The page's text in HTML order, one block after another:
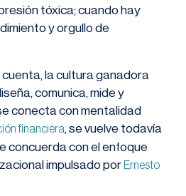
tóxica; cuando hay
y orgullo de
la cultura ganadora
comunica, mide y
conecta con mentalidad
financiera, se vuelve todavía
concuerda con el enfoque
impulsado por Ernesto